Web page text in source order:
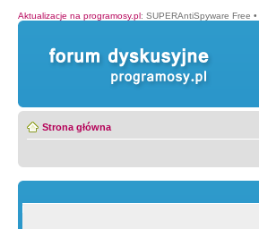
Aktualizacje na programosy.pl: SUPERAntiSpyware Free •
Strona główna